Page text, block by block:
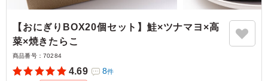
【おにぎりBOX20個セット】鮭×ツナマヨ×高
菜×焼きたらこ
商品番号： 70284
4.69 8件